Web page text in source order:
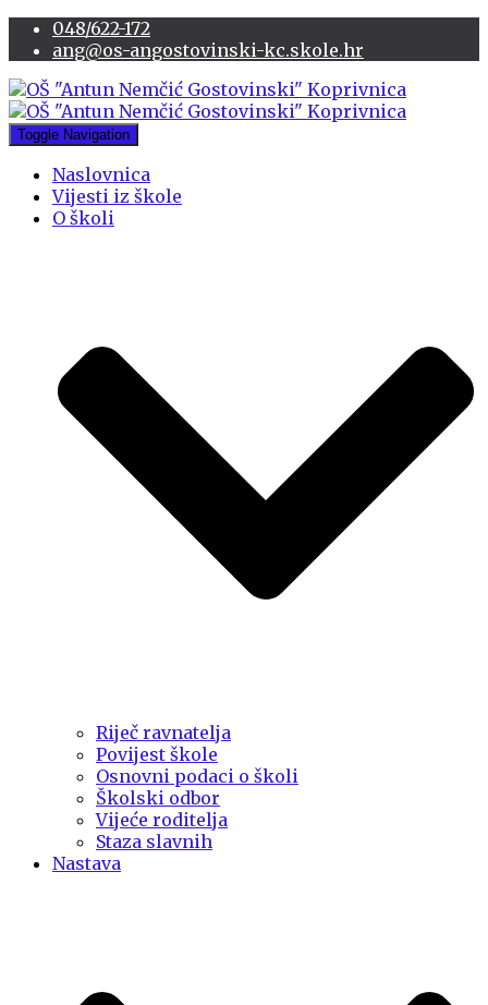
048/622-172
ang@os-angostovinski-kc.skole.hr
Toggle Navigation
Naslovnica
Vijesti iz škole
O školi
Riječ ravnatelja
Povijest škole
Osnovni podaci o školi
Školski odbor
Vijeće roditelja
Staza slavnih
Nastava